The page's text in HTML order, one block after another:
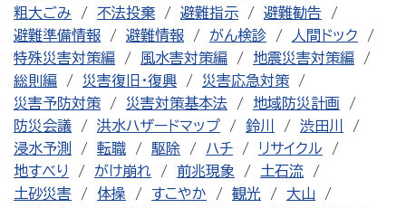
粗大ごみ
不法投棄 避難指示
避難勧告
避難準備情報
避難情報 がん検診
人間ドック
特殊災害対策編
風水害対策編
地震災害対策編
総則編
災害復旧・復興
災害応急対策
災害予防対策
災害対策基本法
地域防災計画
防災会議
洪水ハザードマップ 鈴川
渋田川
浸水予測
転職 駆除 ハチ
リサイクル
地すべり
がけ崩れ 前兆現象
土石流
土砂災害
体操 すこやか 観光
大山